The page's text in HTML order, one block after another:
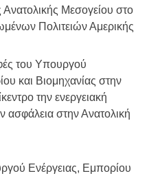
Ανατολικής Μεσογείου στο
Πολιτειών Αμερικής
του Υπουργού
και Βιομηχανίας στην
την ενεργειακή
ασφάλεια στην Ανατολική
Ενέργειας, Εμπορίου